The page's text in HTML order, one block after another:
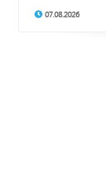
07.08.2026